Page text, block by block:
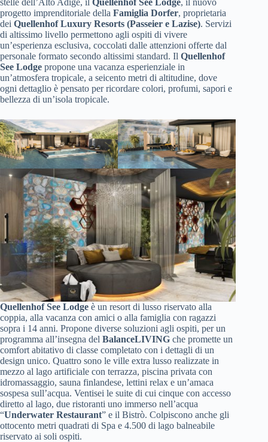
stelle dell’Alto Adige, il Quellenhof See Lodge, il nuovo
progetto imprenditoriale della Famiglia Dorfer, proprietaria
dei Quellenhof Luxury Resorts (Passeier e Lazise). Servizi
di altissimo livello permettono agli ospiti di vivere
un’esperienza esclusiva, coccolati dalle attenzioni offerte dal
personale formato secondo altissimi standard. Il Quellenhof
See Lodge propone una vacanza esperienziale in
un’atmosfera tropicale, a seicento metri di altitudine, dove
ogni dettaglio è pensato per ricordare colori, profumi, sapori e
bellezza di un’isola tropicale.
Quellenhof See Lodge è un resort di lusso riservato alla
coppia, alla vacanza con amici o alla famiglia con ragazzi
sopra i 14 anni. Propone diverse soluzioni agli ospiti, per un
programma all’insegna del BalanceLIVING che promette un
comfort abitativo di classe completato con i dettagli di un
design unico. Quattro sono le ville extra lusso realizzate in
mezzo al lago artificiale con terrazza, piscina privata con
idromassaggio, sauna finlandese, lettini relax e un’amaca
sospesa sull’acqua. Ventisei le suite di cui cinque con accesso
diretto al lago, due ristoranti uno immerso nell’acqua
“Underwater Restaurant” e il Bistrò. Colpiscono anche gli
ottocento metri quadrati di Spa e 4.500 di lago balneabile
riservato ai soli ospiti.